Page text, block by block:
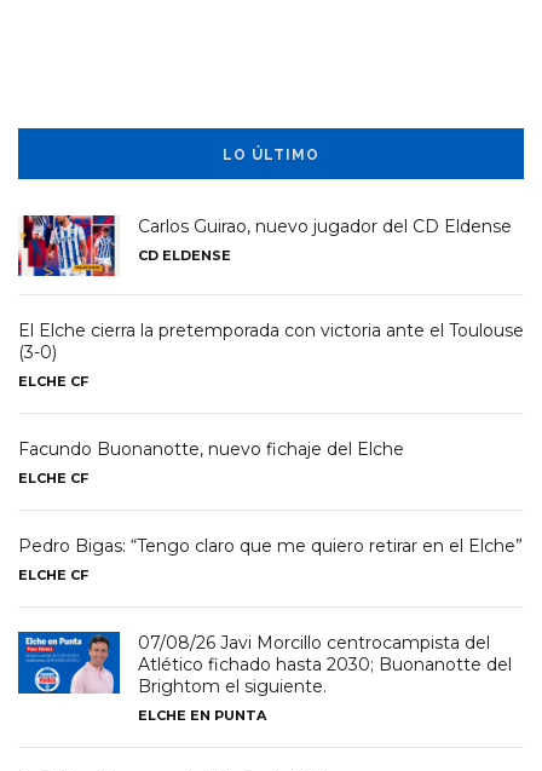
LO ÚLTIMO
Carlos Guirao, nuevo jugador del CD Eldense
CD ELDENSE
El Elche cierra la pretemporada con victoria ante el Toulouse
(3-0)
ELCHE CF
Facundo Buonanotte, nuevo fichaje del Elche
ELCHE CF
Pedro Bigas: “Tengo claro que me quiero retirar en el Elche”
ELCHE CF
07/08/26 Javi Morcillo centrocampista del
Atlético fichado hasta 2030; Buonanotte del
Brightom el siguiente.
ELCHE EN PUNTA